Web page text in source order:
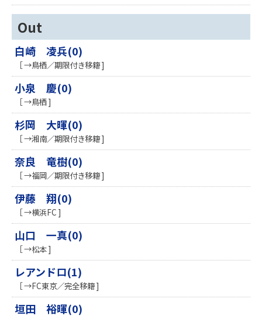
Out
白崎 凌兵(0)
［ →鳥栖／期限付き移籍 ]
小泉 慶(0)
［ →鳥栖 ]
杉岡 大暉(0)
［ →湘南／期限付き移籍 ]
奈良 竜樹(0)
［ →福岡／期限付き移籍 ]
伊藤 翔(0)
［ →横浜FC ]
山口 一真(0)
［ →松本 ]
レアンドロ(1)
［ →FC東京／完全移籍 ]
垣田 裕暉(0)